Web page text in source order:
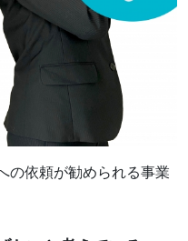
の依頼が勧められる事業